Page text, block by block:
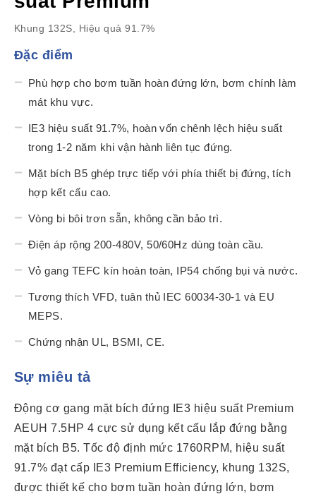
Khung 132S, Hiệu quả 91.7%
Đặc điểm
Phù hợp cho bơm tuần hoàn đứng lớn, bơm chính làm
mát khu vực.
IE3 hiệu suất 91.7%, hoàn vốn chênh lệch hiệu suất
trong 1-2 năm khi vận hành liên tục đứng.
Mặt bích B5 ghép trực tiếp với phía thiết bị đứng, tích
hợp kết cấu cao.
Vòng bi bôi trơn sẵn, không cần bảo trì.
Điện áp rộng 200-480V, 50/60Hz dùng toàn cầu.
Vỏ gang TEFC kín hoàn toàn, IP54 chống bụi và nước.
Tương thích VFD, tuân thủ IEC 60034-30-1 và EU
MEPS.
Chứng nhận UL, BSMI, CE.
Sự miêu tả
Động cơ gang mặt bích đứng IE3 hiệu suất Premium
AEUH 7.5HP 4 cực sử dụng kết cấu lắp đứng bằng
mặt bích B5. Tốc độ định mức 1760RPM, hiệu suất
91.7% đạt cấp IE3 Premium Efficiency, khung 132S,
được thiết kế cho bơm tuần hoàn đứng lớn, bơm